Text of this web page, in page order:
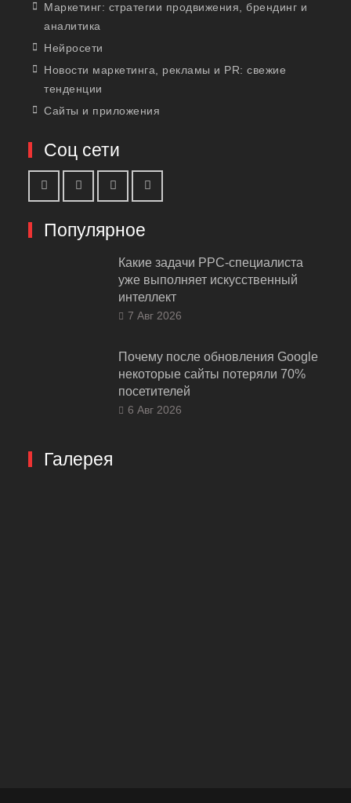
Маркетинг: стратегии продвижения, брендинг и
аналитика
Нейросети
Новости маркетинга, рекламы и PR: свежие
тенденции
Сайты и приложения
Соц сети
Популярное
Какие задачи PPC-специалиста
уже выполняет искусственный
интеллект
7 Авг 2026
Почему после обновления Google
некоторые сайты потеряли 70%
посетителей
6 Авг 2026
Галерея